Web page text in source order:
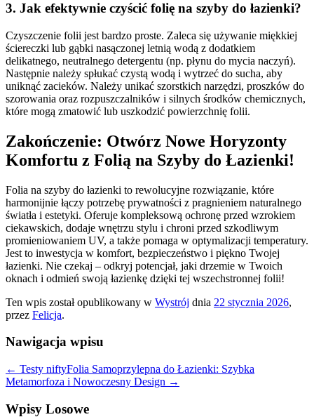
3. Jak efektywnie czyścić folię na szyby do łazienki?
Czyszczenie folii jest bardzo proste. Zaleca się używanie miękkiej
ściereczki lub gąbki nasączonej letnią wodą z dodatkiem
delikatnego, neutralnego detergentu (np. płynu do mycia naczyń).
Następnie należy spłukać czystą wodą i wytrzeć do sucha, aby
uniknąć zacieków. Należy unikać szorstkich narzędzi, proszków do
szorowania oraz rozpuszczalników i silnych środków chemicznych,
które mogą zmatowić lub uszkodzić powierzchnię folii.
Zakończenie: Otwórz Nowe Horyzonty
Komfortu z Folią na Szyby do Łazienki!
Folia na szyby do łazienki to rewolucyjne rozwiązanie, które
harmonijnie łączy potrzebę prywatności z pragnieniem naturalnego
światła i estetyki. Oferuje kompleksową ochronę przed wzrokiem
ciekawskich, dodaje wnętrzu stylu i chroni przed szkodliwym
promieniowaniem UV, a także pomaga w optymalizacji temperatury.
Jest to inwestycja w komfort, bezpieczeństwo i piękno Twojej
łazienki. Nie czekaj – odkryj potencjał, jaki drzemie w Twoich
oknach i odmień swoją łazienkę dzięki tej wszechstronnej folii!
Ten wpis został opublikowany w Wystrój dnia 22 stycznia 2026,
przez Felicja.
Nawigacja wpisu
← Testy niftyFolia Samoprzylepna do Łazienki: Szybka
Metamorfoza i Nowoczesny Design →
Wpisy Losowe